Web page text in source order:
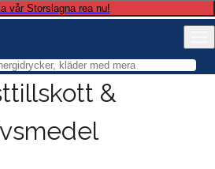
vår Storslagna rea nu!
&